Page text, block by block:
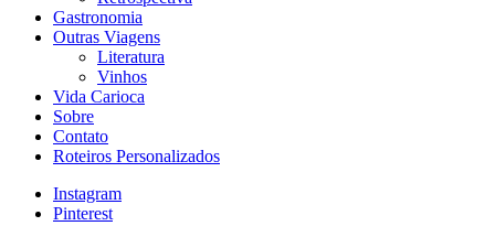
Gastronomia
Outras Viagens
Literatura
Vinhos
Vida Carioca
Sobre
Contato
Roteiros Personalizados
Instagram
Pinterest